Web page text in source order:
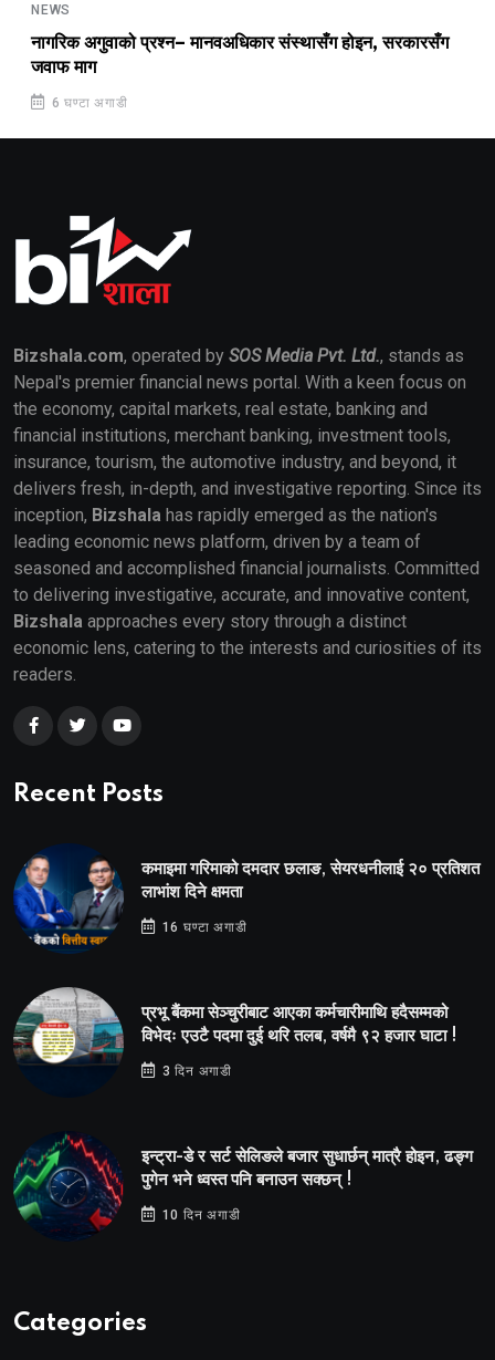
NEWS
नागरिक अगुवाको प्रश्न– मानवअधिकार संस्थासँग होइन, सरकारसँग
जवाफ माग
6 घण्टा अगाडी
Bizshala.com, operated by SOS Media Pvt. Ltd., stands as
Nepal's premier financial news portal. With a keen focus on
the economy, capital markets, real estate, banking and
financial institutions, merchant banking, investment tools,
insurance, tourism, the automotive industry, and beyond, it
delivers fresh, in-depth, and investigative reporting. Since its
inception, Bizshala has rapidly emerged as the nation's
leading economic news platform, driven by a team of
seasoned and accomplished financial journalists. Committed
to delivering investigative, accurate, and innovative content,
Bizshala approaches every story through a distinct
economic lens, catering to the interests and curiosities of its
readers.
Recent Posts
कमाइमा गरिमाको दमदार छलाङ, सेयरधनीलाई २० प्रतिशत
लाभांश दिने क्षमता
16 घण्टा अगाडी
प्रभू बैंकमा सेञ्चुरीबाट आएका कर्मचारीमाथि हदैसम्मको
विभेदः एउटै पदमा दुई थरि तलब, वर्षमै ९२ हजार घाटा !
3 दिन अगाडी
इन्ट्रा-डे र सर्ट सेलिङले बजार सुधार्छन् मात्रै होइन, ढङ्ग
पुगेन भने ध्वस्त पनि बनाउन सक्छन् !
10 दिन अगाडी
Categories